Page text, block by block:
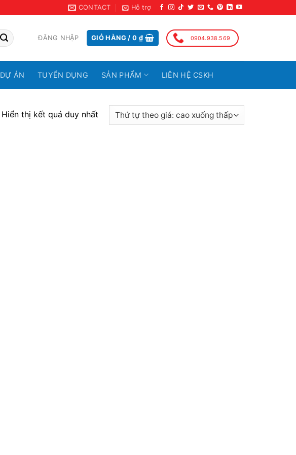
CONTACT Hỗ trợ
ĐĂNG NHẬP GIỎ HÀNG /0 ₫ 0904.938.569
DỰ ÁN TUYỂN DỤNG SẢN PHẨM LIÊN HỆ CSKH
Hiển thị kết quả duy nhất